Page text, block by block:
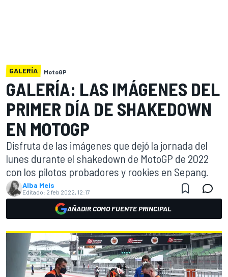
GALERÍA MotoGP
GALERÍA: LAS IMÁGENES DEL
PRIMER DÍA DE SHAKEDOWN
EN MOTOGP
Disfruta de las imágenes que dejó la jornada del
lunes durante el shakedown de MotoGP de 2022
con los pilotos probadores y rookies en Sepang.
Alba Meis
Editado: 2 feb 2022, 12:17
AÑADIR COMO FUENTE PRINCIPAL